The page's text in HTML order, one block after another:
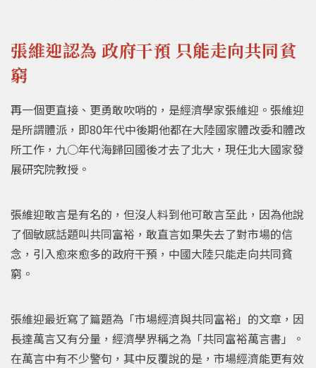
張維迎認為 政府干預 只能走向共同貧
窮
再一個更直接、更勇敢吹哨的，是經濟學家張維迎。張維迎
是所謂體派，即80年代中後期他都在大陸國家體改委和體改
所工作，九○年代海歸回國後才去了北大，現任北大國家發
展研究院教授。
張維迎敢言是有名的，但沒人料到他可敢言至此，因為他說
了個敏感話題叫共同富裕，敢直言如果失去了對市場的信
念，引入愈來愈多的政府干預，中國大陸只能走向共同貧
窮。
張維迎最近寫了篇題為「市場經濟與共同富裕」的文章，因
長達萬言又有分量，經濟學界稱之為「共同富裕萬言書」。
在萬言中有不少警句，其中反覆說的是，市場經濟能更有效